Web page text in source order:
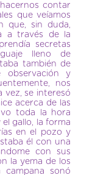
contar
que veíamos
que, sin duda,
a través de la
secretas
lleno de
también de
observación y
nos
vez, se interesó
acerca de las
toda la hora
gallo, la forma
en el pozo y
él con una
con sus
la yema de los
campana sonó